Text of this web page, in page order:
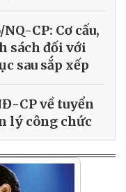
CP: Cơ cấu,
sách đối với
sau sắp xếp
CP về tuyển
lý công chức